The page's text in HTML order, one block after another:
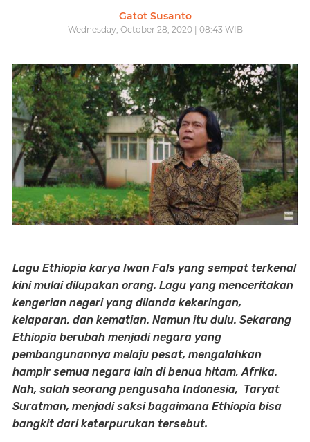
Gatot Susanto
Wednesday, October 28, 2020 | 08:43 WIB
Lagu Ethiopia karya Iwan Fals yang sempat terkenal
kini mulai dilupakan orang. Lagu yang menceritakan
kengerian negeri yang dilanda kekeringan,
kelaparan, dan kematian. Namun itu dulu. Sekarang
Ethiopia berubah menjadi negara yang
pembangunannya melaju pesat, mengalahkan
hampir semua negara lain di benua hitam, Afrika.
Nah, salah seorang pengusaha Indonesia, Taryat
Suratman, menjadi saksi bagaimana Ethiopia bisa
bangkit dari keterpurukan tersebut.